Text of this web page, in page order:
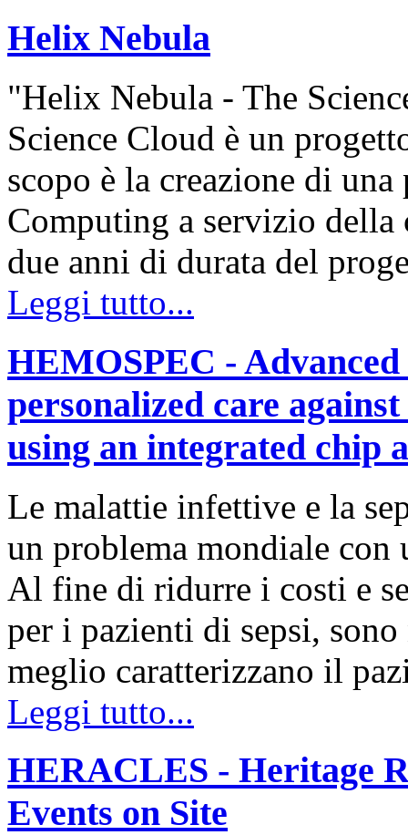
Helix Nebula
"Helix Nebula - The
Science Cloud è un
scopo è la creazione di
Computing a servizio
due anni di durata del
Leggi tutto...
HEMOSPEC -
personalized care
using an integrated chip
Le malattie infettive e la
un problema mondiale
Al fine di ridurre i costi e
per i pazienti di sepsi,
meglio caratterizzano il
Leggi tutto...
HERACLES - Heritage
Events on Site